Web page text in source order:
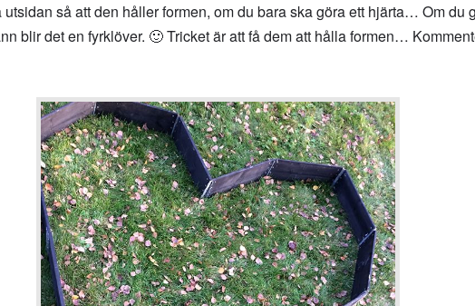
så att den håller formen, om du bara ska göra ett hjärta… Om du
blir det en fyrklöver. 🙂 Tricket är att få dem att hålla formen…